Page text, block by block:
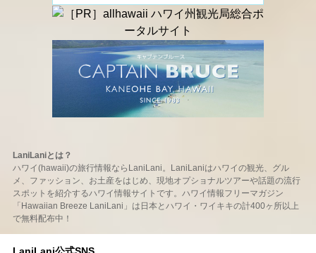
LaniLaniとは？
ハワイ(hawaii)の旅行情報ならLaniLani。LaniLaniはハワイの観光、グル
メ、ファッション、お土産をはじめ、現地オプショナルツアーや話題の流行
スポットを紹介するハワイ情報サイトです。ハワイ情報フリーマガジン
「Hawaiian Breeze LaniLani」は日本とハワイ・ワイキキの計400ヶ所以上
で無料配布中！